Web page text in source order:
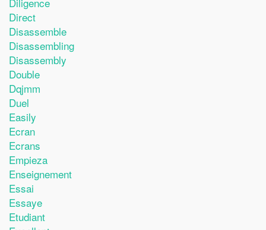
Direct
Disassemble
Disassembling
Disassembly
Double
Dqjmm
Duel
Easily
Ecran
Ecrans
Empieza
Enseignement
Essai
Essaye
Etudiant